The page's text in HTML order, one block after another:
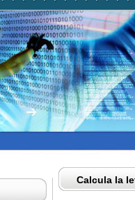
Calcula la